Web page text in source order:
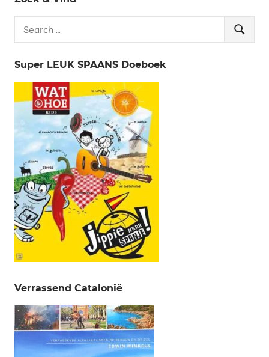
Search
Super LEUK SPAANS Doeboek
Verrassend Catalonië